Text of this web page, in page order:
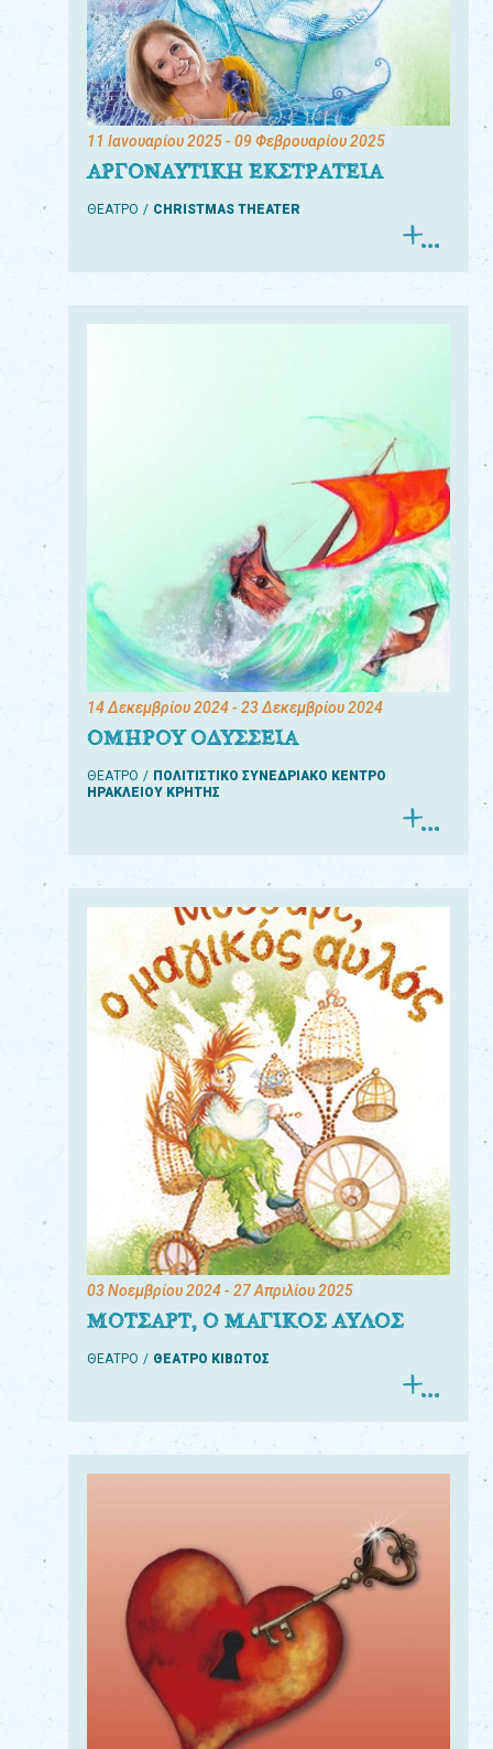
11 Ιανουαρίου 2025- 09 Φεβρουαρίου 2025
ΑΡΓΟΝΑΥΤΙΚΗ ΕΚΣΤΡΑΤΕΙΑ
ΘΕΑΤΡΟ CHRISTMAS THEATER
14 Δεκεμβρίου 2024- 23 Δεκεμβρίου 2024
ΟΜΗΡΟΥ ΟΔΥΣΣΕΙΑ
ΘΕΑΤΡΟ
ΠΟΛΙΤΙΣΤΙΚΟ ΣΥΝΕΔΡΙΑΚΟ ΚΕΝΤΡΟ
ΗΡΑΚΛΕΙΟΥ ΚΡΗΤΗΣ
03 Νοεμβρίου 2024- 27 Απριλίου 2025
ΜΟΤΣΑΡΤ, Ο ΜΑΓΙΚΟΣ ΑΥΛΟΣ
ΘΕΑΤΡΟ ΘΕΑΤΡΟ ΚΙΒΩΤΟΣ